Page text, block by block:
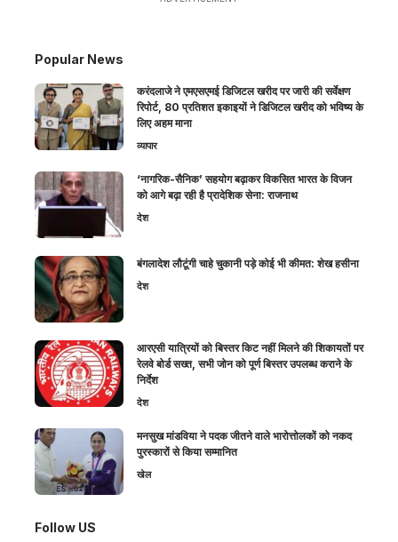
Popular News
करंदलाजे ने एमएसएमई डिजिटल खरीद पर जारी की सर्वेक्षण
रिपोर्ट, 80 प्रतिशत इकाइयों ने डिजिटल खरीद को भविष्य के
लिए अहम माना
व्यापार
‘नागरिक-सैनिक’ सहयोग बढ़ाकर विकसित भारत के विजन
को आगे बढ़ा रही है प्रादेशिक सेना: राजनाथ
देश
बंगलादेश लौटूंगी चाहे चुकानी पड़े कोई भी कीमत: शेख हसीना
देश
आरएसी यात्रियों को बिस्तर किट नहीं मिलने की शिकायतों पर
रेलवे बोर्ड सख्त, सभी जोन को पूर्ण बिस्तर उपलब्ध कराने के
निर्देश
देश
मनसुख मांडविया ने पदक जीतने वाले भारोत्तोलकों को नकद
पुरस्कारों से किया सम्मानित
खेल
Follow US